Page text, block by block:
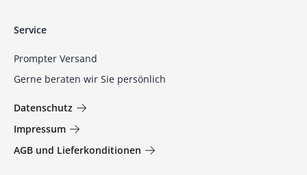
Service
Prompter Versand
Gerne beraten wir Sie persönlich
Datenschutz
Impressum
AGB und Lieferkonditionen